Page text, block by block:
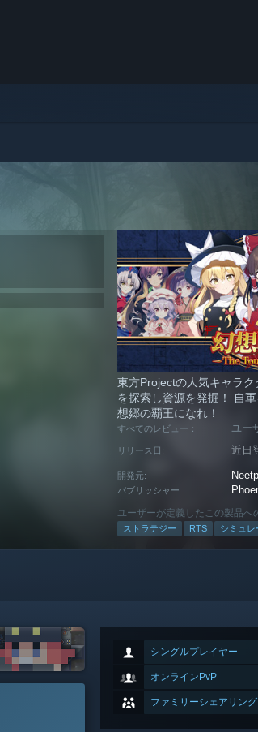
東方Projectの人気キャラ
を探索し資源を発掘！ 自
想郷の覇王になれ！
すべてのレビュー： ユー
リリース日: 近日
開発元:
パブリッシャー:
ユーザーが定義したこの製品へ
ストラテジー RTS シミュレ
シングルプレイヤー
オンラインPvP
ファミリーシェアリング